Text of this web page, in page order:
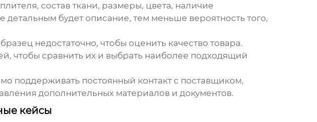
состав ткани, размеры, цвета, наличие
будет описание, тем меньше вероятность того,
недостаточно, чтобы оценить качество товара.
чтобы сравнить их и выбрать наиболее подходящий
поддерживать постоянный контакт с поставщиком,
дополнительных материалов и документов.
кейсы